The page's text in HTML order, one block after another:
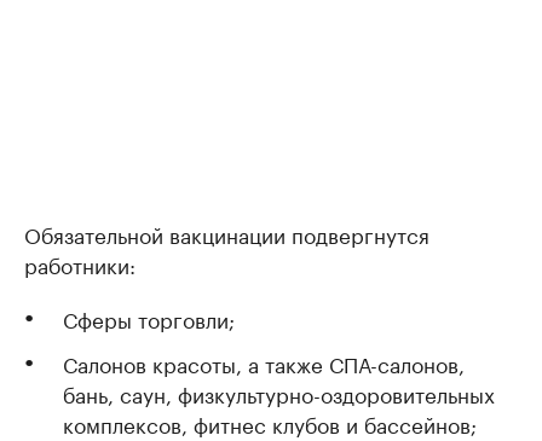
Обязательной вакцинации подвергнутся
работники:
Сферы торговли;
Салонов красоты, а также СПА-салонов,
бань, саун, физкультурно-оздоровительных
комплексов, фитнес клубов и бассейнов;